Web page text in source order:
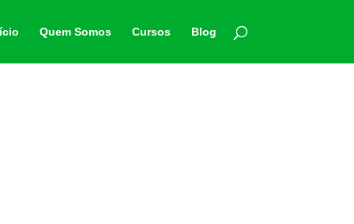
Quem Somos Cursos Blog